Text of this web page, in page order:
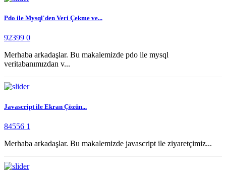
Pdo ile Mysql'den Veri Çekme ve...
92399 0
Merhaba arkadaşlar. Bu makalemizde pdo ile mysql
veritabanımızdan v...
Javascript ile Ekran Çözün...
84556 1
Merhaba arkadaşlar. Bu makalemizde javascript ile ziyaretçimiz...